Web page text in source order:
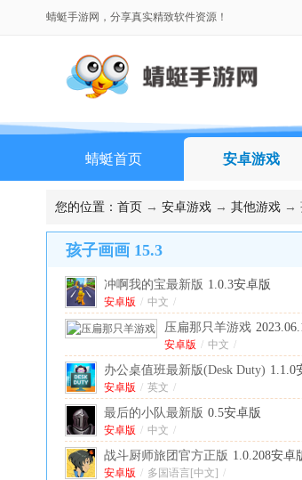
蜻蜓手游网，分享真实精致软件资源！
蜻蜓首页 安卓游戏
排行榜
您的位置： 首页 → 安卓游戏 → 其他游戏 →
孩子画画 15.3
冲啊我的宝最新版 1.0.3安卓版
安卓版 / 中文 /
压扁那只羊游戏
版
安卓版 / 中文 /
办公桌值班最新版(Desk Duty) 1.1.0
安卓版 / 英文 /
最后的小队最新版 0.5安卓版
安卓版 / 中文 /
战斗厨师旅团官方正版 1.0.208安卓
安卓版 / 多国语言[中文] /